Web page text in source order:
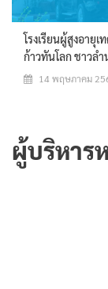
โรงเรียนผู้สูงอายุ
ก้าวทันโลก ชาวล
14 พฤษภาคม
ผู้บริหาร